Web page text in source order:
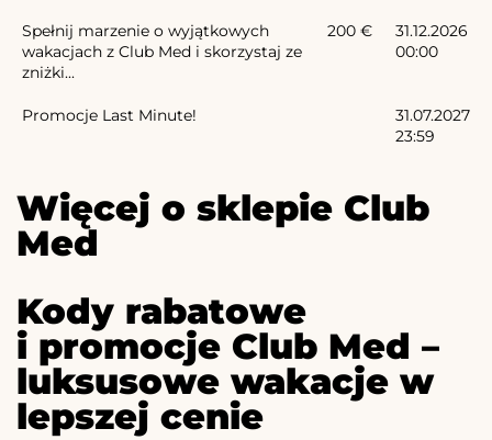
Spełnij marzenie o wyjątkowych
wakacjach z Club Med i skorzystaj ze
zniżki...
200 €
31.12.2026
00:00
Promocje Last Minute!
31.07.2027
23:59
Więcej o sklepie Club
Med
Kody rabatowe
i promocje Club Med –
luksusowe wakacje w
lepszej cenie